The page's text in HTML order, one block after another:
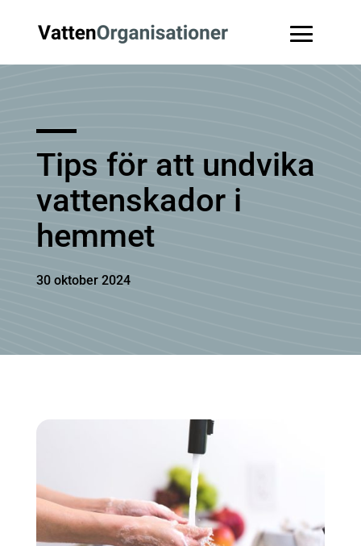
Tips för att undvika
vattenskador i
hemmet
30 oktober 2024